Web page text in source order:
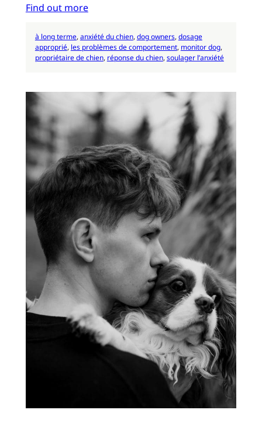
Find out more
à long terme, anxiété du chien, dog owners, dosage
approprié, les problèmes de comportement, monitor dog
propriétaire de chien, réponse du chien, soulager l’anxiété